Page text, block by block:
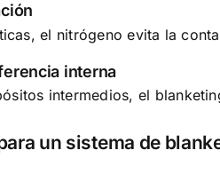
el nitrógeno evita la
interna
intermedios, el
un sistema de